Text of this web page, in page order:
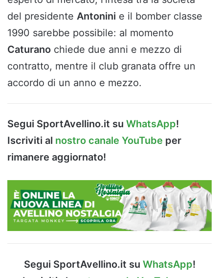
del presidente Antonini e il bomber classe
1990 sarebbe possibile: al momento
Caturano chiede due anni e mezzo di
contratto, mentre il club granata offre un
accordo di un anno e mezzo.
Segui SportAvellino.it su WhatsApp!
Iscriviti al nostro canale YouTube per
rimanere aggiornato!
Segui SportAvellino.it su WhatsApp!